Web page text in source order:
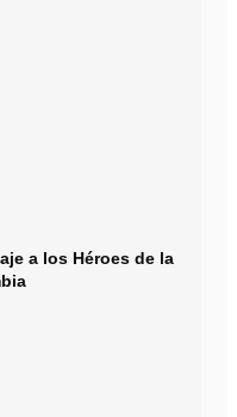
a los Héroes de la